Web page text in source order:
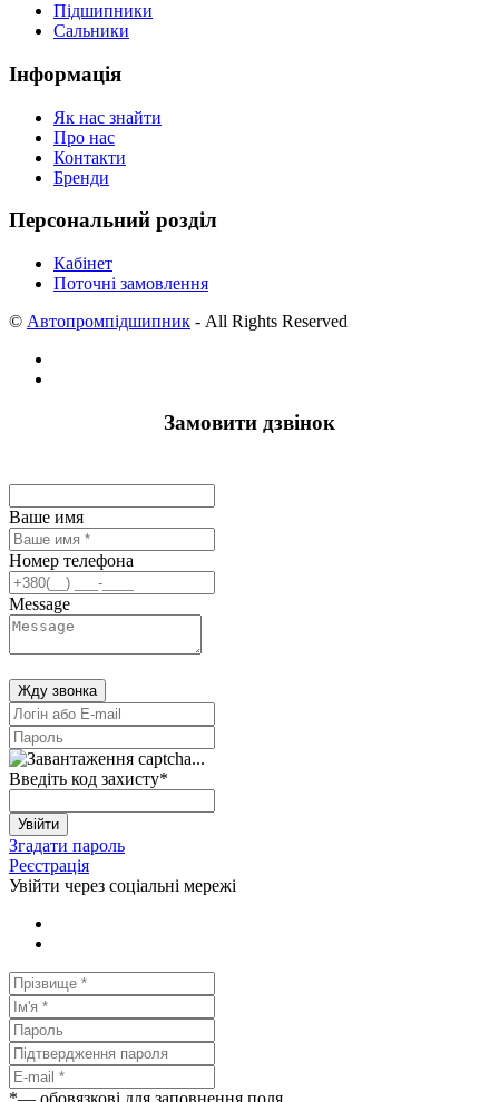
Підшипники
Сальники
Інформація
Як нас знайти
Про нас
Контакти
Бренди
Персональний розділ
Кабінет
Поточні замовлення
© Автопромпідшипник - All Rights Reserved
Замовити дзвінок
Ваше имя
Номер телефона
Message
Жду звонка
Введіть код захисту*
Увійти
Згадати пароль
Реєстрація
Увійти через соціальні мережі
*— обовязкові для заповнення поля